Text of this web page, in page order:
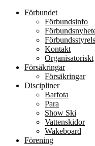
Förbundet
Förbundsinfo
Kontakt
Organisatoriskt
Försäkringar
Försäkringar
Discipliner
Barfota
Para
Show Ski
Vattenskidor
Wakeboard
Förening